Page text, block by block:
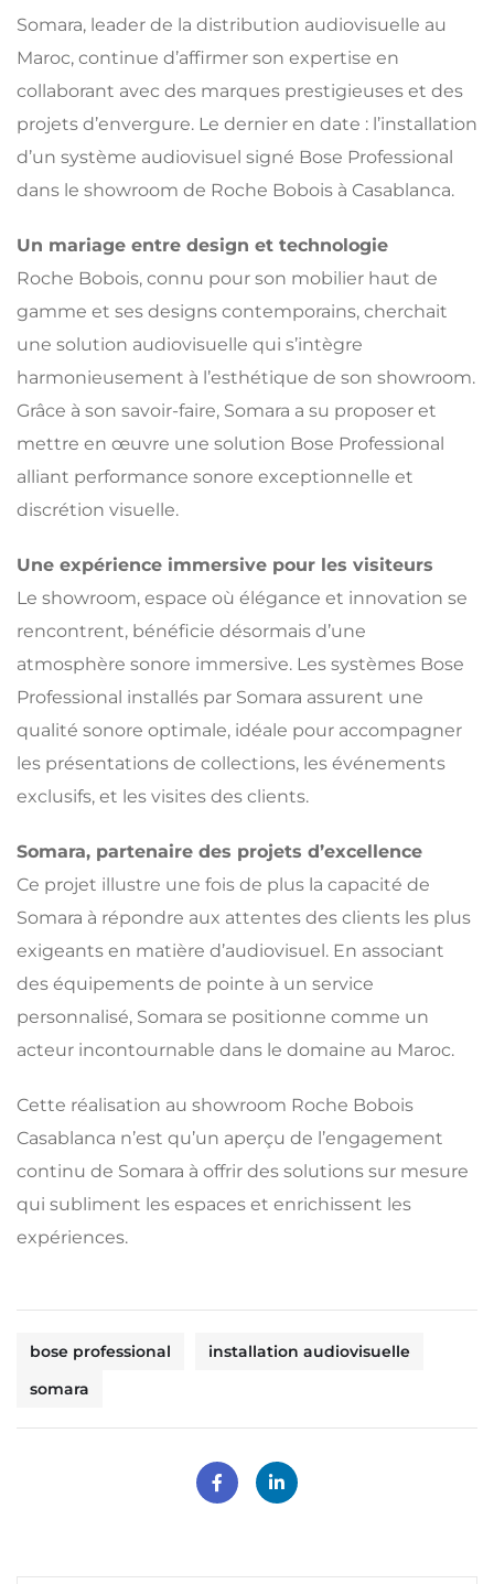
Somara, leader de la distribution audiovisuelle au
Maroc, continue d’affirmer son expertise en
collaborant avec des marques prestigieuses et des
projets d’envergure. Le dernier en date : l’installation
d’un système audiovisuel signé Bose Professional
dans le showroom de Roche Bobois à Casablanca.
Un mariage entre design et technologie
Roche Bobois, connu pour son mobilier haut de
gamme et ses designs contemporains, cherchait
une solution audiovisuelle qui s’intègre
harmonieusement à l’esthétique de son showroom.
Grâce à son savoir-faire, Somara a su proposer et
mettre en œuvre une solution Bose Professional
alliant performance sonore exceptionnelle et
discrétion visuelle.
Une expérience immersive pour les visiteurs
Le showroom, espace où élégance et innovation se
rencontrent, bénéficie désormais d’une
atmosphère sonore immersive. Les systèmes Bose
Professional installés par Somara assurent une
qualité sonore optimale, idéale pour accompagner
les présentations de collections, les événements
exclusifs, et les visites des clients.
Somara, partenaire des projets d’excellence
Ce projet illustre une fois de plus la capacité de
Somara à répondre aux attentes des clients les plus
exigeants en matière d’audiovisuel. En associant
des équipements de pointe à un service
personnalisé, Somara se positionne comme un
acteur incontournable dans le domaine au Maroc.
Cette réalisation au showroom Roche Bobois
Casablanca n’est qu’un aperçu de l’engagement
continu de Somara à offrir des solutions sur mesure
qui subliment les espaces et enrichissent les
expériences.
bose professional
installation audiovisuelle
somara